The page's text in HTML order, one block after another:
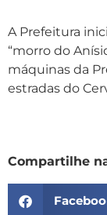
A Prefeitura
“morro do
máquinas da
estradas do
Compartilhe